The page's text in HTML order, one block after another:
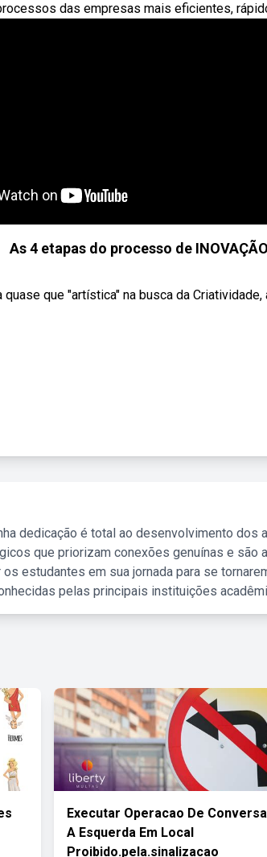
das empresas mais eficientes,
As 4 etapas do processo de
que "artística" na busca da
dedicação é total ao desenvolvimento dos
que priorizam conexões genuínas e são
estudantes em sua jornada para se
pelas principais instituições
Executar Operacao De
A Esquerda Em Local
Proibido.pela.sinalizacao